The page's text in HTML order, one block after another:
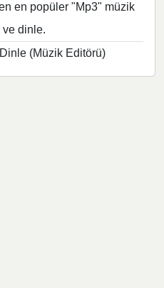
en popüler "Mp3" müzik
ve dinle.
(Müzik Editörü)